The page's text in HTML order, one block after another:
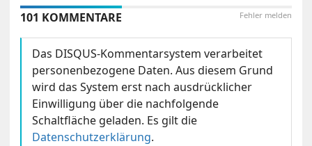
Fehler melden
101 KOMMENTARE
Das DISQUS-Kommentarsystem verarbeitet
personenbezogene Daten. Aus diesem Grund
wird das System erst nach ausdrücklicher
Einwilligung über die nachfolgende
Schaltfläche geladen. Es gilt die
Datenschutzerklärung.